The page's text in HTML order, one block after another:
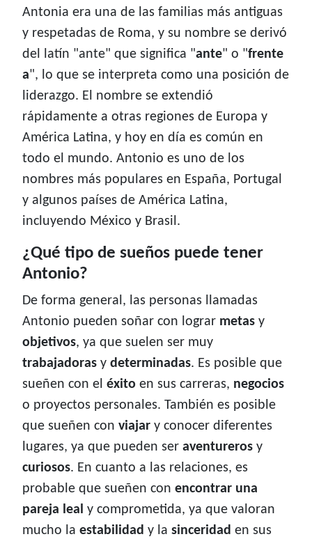
Antonia era una de las familias más antiguas
y respetadas de Roma, y su nombre se derivó
del latín "ante" que significa "ante" o "frente
a", lo que se interpreta como una posición de
liderazgo. El nombre se extendió
rápidamente a otras regiones de Europa y
América Latina, y hoy en día es común en
todo el mundo. Antonio es uno de los
nombres más populares en España, Portugal
y algunos países de América Latina,
incluyendo México y Brasil.
¿Qué tipo de sueños puede tener
Antonio?
De forma general, las personas llamadas
Antonio pueden soñar con lograr metas y
objetivos, ya que suelen ser muy
trabajadoras y determinadas. Es posible que
sueñen con el éxito en sus carreras, negocios
o proyectos personales. También es posible
que sueñen con viajar y conocer diferentes
lugares, ya que pueden ser aventureros y
curiosos. En cuanto a las relaciones, es
probable que sueñen con encontrar una
pareja leal y comprometida, ya que valoran
mucho la estabilidad y la sinceridad en sus